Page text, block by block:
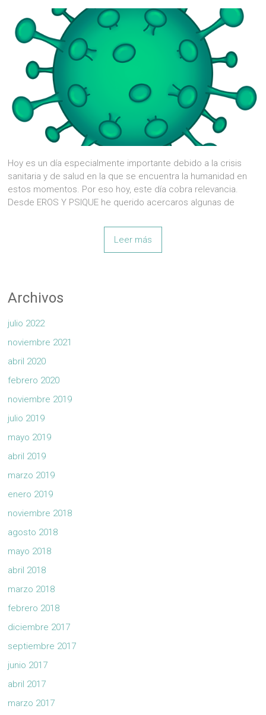
Hoy es un día especialmente importante debido a la crisis
sanitaria y de salud en la que se encuentra la humanidad en
estos momentos. Por eso hoy, este día cobra relevancia.
Desde EROS Y PSIQUE he querido acercaros algunas de
Leer más
Archivos
julio 2022
noviembre 2021
abril 2020
febrero 2020
noviembre 2019
julio 2019
mayo 2019
abril 2019
marzo 2019
enero 2019
noviembre 2018
agosto 2018
mayo 2018
abril 2018
marzo 2018
febrero 2018
diciembre 2017
septiembre 2017
junio 2017
abril 2017
marzo 2017